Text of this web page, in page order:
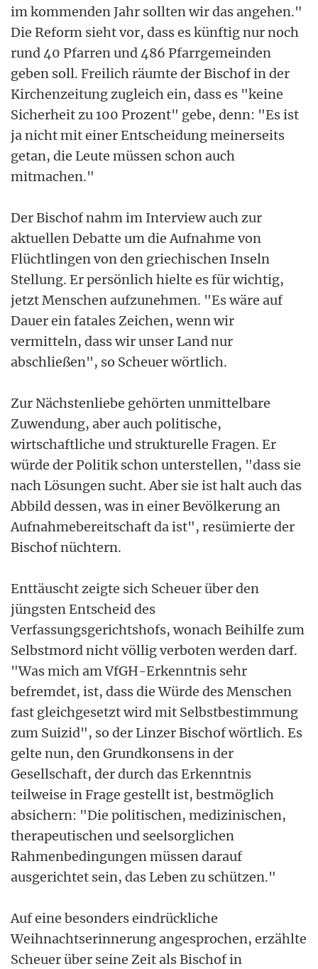
im kommenden Jahr sollten wir das angehen."
Die Reform sieht vor, dass es künftig nur noch
rund 40 Pfarren und 486 Pfarrgemeinden
geben soll. Freilich räumte der Bischof in der
Kirchenzeitung zugleich ein, dass es "keine
Sicherheit zu 100 Prozent" gebe, denn: "Es ist
ja nicht mit einer Entscheidung meinerseits
getan, die Leute müssen schon auch
mitmachen."
Der Bischof nahm im Interview auch zur
aktuellen Debatte um die Aufnahme von
Flüchtlingen von den griechischen Inseln
Stellung. Er persönlich hielte es für wichtig,
jetzt Menschen aufzunehmen. "Es wäre auf
Dauer ein fatales Zeichen, wenn wir
vermitteln, dass wir unser Land nur
abschließen", so Scheuer wörtlich.
Zur Nächstenliebe gehörten unmittelbare
Zuwendung, aber auch politische,
wirtschaftliche und strukturelle Fragen. Er
würde der Politik schon unterstellen, "dass sie
nach Lösungen sucht. Aber sie ist halt auch das
Abbild dessen, was in einer Bevölkerung an
Aufnahmebereitschaft da ist", resümierte der
Bischof nüchtern.
Enttäuscht zeigte sich Scheuer über den
jüngsten Entscheid des
Verfassungsgerichtshofs, wonach Beihilfe zum
Selbstmord nicht völlig verboten werden darf.
"Was mich am VfGH-Erkenntnis sehr
befremdet, ist, dass die Würde des Menschen
fast gleichgesetzt wird mit Selbstbestimmung
zum Suizid", so der Linzer Bischof wörtlich. Es
gelte nun, den Grundkonsens in der
Gesellschaft, der durch das Erkenntnis
teilweise in Frage gestellt ist, bestmöglich
absichern: "Die politischen, medizinischen,
therapeutischen und seelsorglichen
Rahmenbedingungen müssen darauf
ausgerichtet sein, das Leben zu schützen."
Auf eine besonders eindrückliche
Weihnachtserinnerung angesprochen, erzählte
Scheuer über seine Zeit als Bischof in